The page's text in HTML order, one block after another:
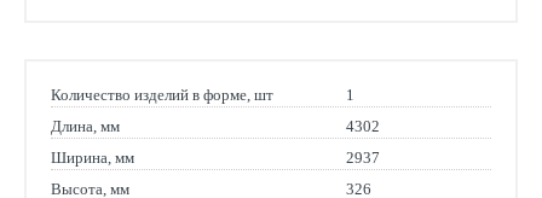
Количество изделий в форме, шт
1
Длина, мм
4302
Ширина, мм
2937
Высота, мм
326